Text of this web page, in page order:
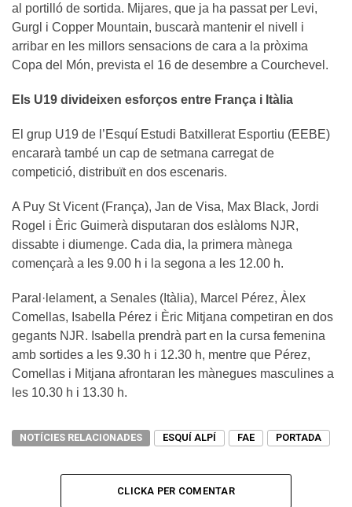
al portilló de sortida. Mijares, que ja ha passat per Levi,
Gurgl i Copper Mountain, buscarà mantenir el nivell i
arribar en les millors sensacions de cara a la pròxima
Copa del Món, prevista el 16 de desembre a Courchevel.
Els U19 divideixen esforços entre França i Itàlia
El grup U19 de l’Esquí Estudi Batxillerat Esportiu (EEBE)
encararà també un cap de setmana carregat de
competició, distribuït en dos escenaris.
A Puy St Vicent (França), Jan de Visa, Max Black, Jordi
Rogel i Èric Guimerà disputaran dos eslàloms NJR,
dissabte i diumenge. Cada dia, la primera mànega
començarà a les 9.00 h i la segona a les 12.00 h.
Paral·lelament, a Senales (Itàlia), Marcel Pérez, Àlex
Comellas, Isabella Pérez i Èric Mitjana competiran en dos
gegants NJR. Isabella prendrà part en la cursa femenina
amb sortides a les 9.30 h i 12.30 h, mentre que Pérez,
Comellas i Mitjana afrontaran les mànegues masculines a
les 10.30 h i 13.30 h.
NOTÍCIES RELACIONADES ESQUÍ ALPÍ FAE PORTADA
CLICKA PER COMENTAR